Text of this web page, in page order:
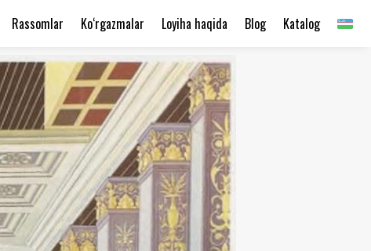
Katalog
Blog
Loyiha haqida
Ko‘rgazmalar
Rassomlar